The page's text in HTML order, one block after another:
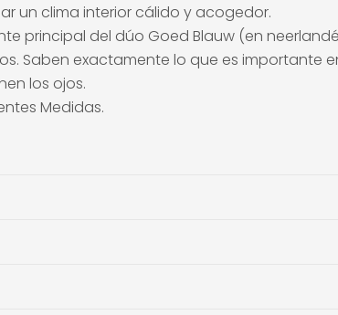
un clima interior cálido y acogedor.
principal del dúo Goed Blauw (en
Saben exactamente lo que es importante
los ojos.
Medidas.